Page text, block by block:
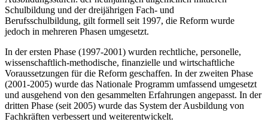
Schulbildung und der dreijährigen Fach- und
Berufsschulbildung, gilt formell seit 1997, die Reform wurde
jedoch in mehreren Phasen umgesetzt.
In der ersten Phase (1997-2001) wurden rechtliche, personelle,
wissenschaftlich-methodische, finanzielle und wirtschaftliche
Voraussetzungen für die Reform geschaffen. In der zweiten Phase
(2001-2005) wurde das Nationale Programm umfassend umgesetzt
und ausgehend von den gesammelten Erfahrungen angepasst. In der
dritten Phase (seit 2005) wurde das System der Ausbildung von
Fachkräften verbessert und weiterentwickelt.